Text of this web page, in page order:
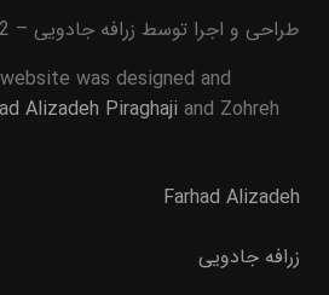
طراحی و اجرا توسط زرافه جادویی – 1402
website was designed and
Alizadeh Piraghaji and Zohreh
Farhad Alizadeh
زرافه جادویی